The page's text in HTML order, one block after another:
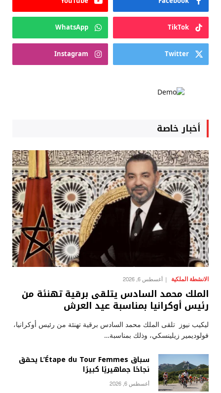
TikTok
WhatsApp
Twitter
Instagram
أخبار خاصة
الانشطة الملكية أغسطس 6, 2026
الملك محمد السادس يتلقى برقية تهنئة من
رئيس أوكرانيا بمناسبة عيد العرش
ليكيب نيوز تلقى الملك محمد السادس برقية تهنئة من رئيس أوكرانيا،
فولوديمير زيلينسكي، وذلك بمناسبة…
سباق L’Étape du Tour Femmes يحقق
نجاحًا جماهيريًا كبيرًا
أغسطس 6, 2026